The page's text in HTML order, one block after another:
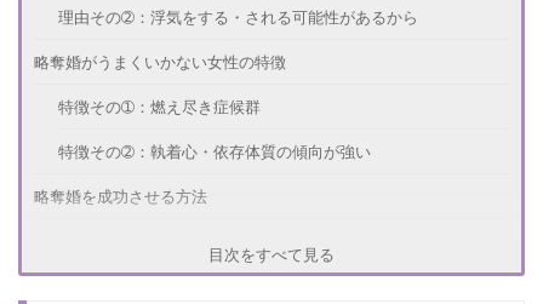
理由その➁：浮気をする・される可能性があるから
略奪婚がうまくいかない女性の特徴
特徴その➀：燃え尽き症候群
特徴その➁：執着心・依存体質の傾向が強い
略奪婚を成功させる方法
目次をすべて見る